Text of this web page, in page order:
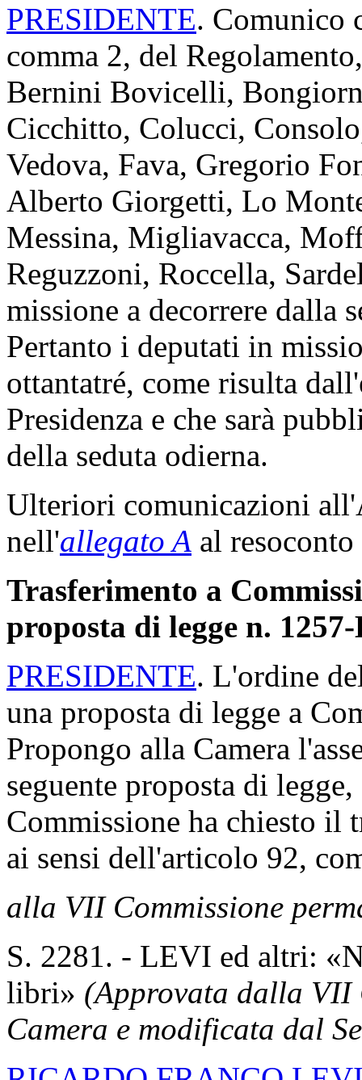
PRESIDENTE. Comunico
comma 2, del
Bernini Bovicelli,
Cicchitto, Colucci,
Vedova, Fava, Gregorio
Alberto Giorgetti, Lo
Messina, Migliavacca,
Reguzzoni, Roccella,
missione a decorrere dalla
Pertanto i deputati in
ottantatré, come risulta
Presidenza e che sarà
della seduta odierna.
Ulteriori comunicazioni
nell'allegato A al
Trasferimento a
proposta di legge n.
PRESIDENTE. L'ordine
una proposta di legge a
Propongo alla Camera
seguente proposta di
Commissione ha chiesto il
ai sensi dell'articolo 92,
alla VII Commissione
S. 2281. - LEVI ed altri:
libri» (Approvata dalla VII
Camera e modificata dal